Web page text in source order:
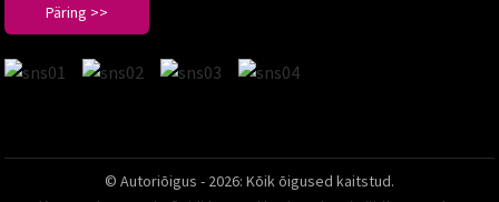
Päring >>
© Autoriõigus - 2026: Kõik õigused kaitstud.